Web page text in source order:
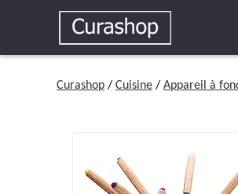
Curashop / Cuisine / Appareil à